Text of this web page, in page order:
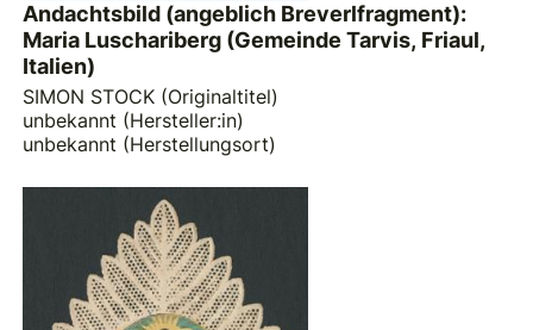
Andachtsbild (angeblich Breverlfragment):
Maria Luschariberg (Gemeinde Tarvis, Friaul,
Italien)
SIMON STOCK (Originaltitel)
unbekannt (Hersteller:in)
unbekannt (Herstellungsort)